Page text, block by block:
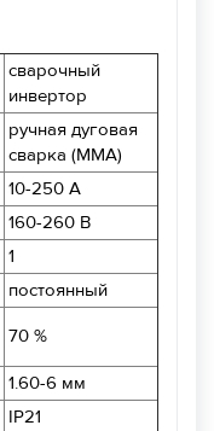
сварочный
инвертор
ручная дуговая
сварка (MMA)
10-250 А
160-260 В
1
постоянный
70 %
1.60-6 мм
IP21